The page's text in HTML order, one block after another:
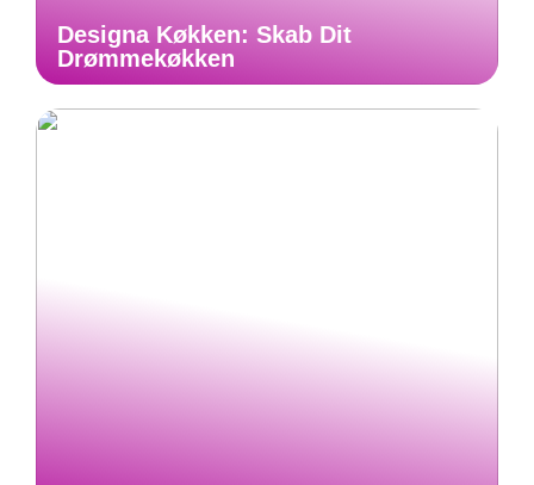
Designa Køkken: Skab Dit
Drømmekøkken